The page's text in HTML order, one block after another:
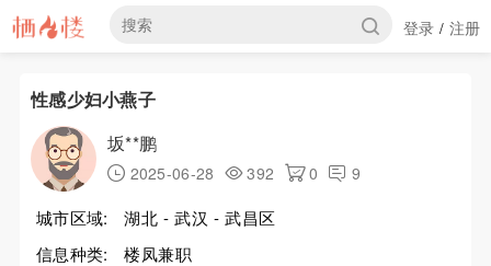
登录 / 注册
性感少妇小燕子
坂**鹏
2025-06-28 392 0 9
城市区域:
湖北 - 武汉 - 武昌区
信息种类:
楼凤兼职